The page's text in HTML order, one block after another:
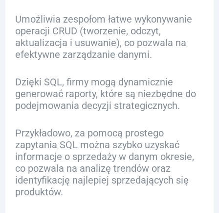
Umożliwia zespołom łatwe wykonywanie
operacji CRUD (tworzenie, odczyt,
aktualizacja i usuwanie), co pozwala na
efektywne zarządzanie danymi.
Dzięki SQL, firmy mogą dynamicznie
generować raporty, które są niezbędne do
podejmowania decyzji strategicznych.
Przykładowo, za pomocą prostego
zapytania SQL można szybko uzyskać
informacje o sprzedaży w danym okresie,
co pozwala na analizę trendów oraz
identyfikację najlepiej sprzedających się
produktów.